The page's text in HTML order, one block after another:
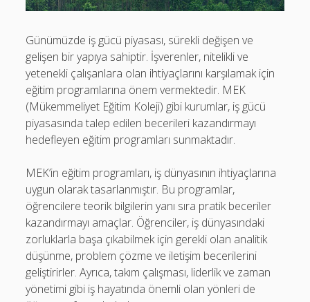
Günümüzde iş gücü piyasası, sürekli değişen ve
gelişen bir yapıya sahiptir. İşverenler, nitelikli ve
yetenekli çalışanlara olan ihtiyaçlarını karşılamak için
eğitim programlarına önem vermektedir. MEK
(Mükemmeliyet Eğitim Koleji) gibi kurumlar, iş gücü
piyasasında talep edilen becerileri kazandırmayı
hedefleyen eğitim programları sunmaktadır.
MEK’in eğitim programları, iş dünyasının ihtiyaçlarına
uygun olarak tasarlanmıştır. Bu programlar,
öğrencilere teorik bilgilerin yanı sıra pratik beceriler
kazandırmayı amaçlar. Öğrenciler, iş dünyasındaki
zorluklarla başa çıkabilmek için gerekli olan analitik
düşünme, problem çözme ve iletişim becerilerini
geliştirirler. Ayrıca, takım çalışması, liderlik ve zaman
yönetimi gibi iş hayatında önemli olan yönleri de